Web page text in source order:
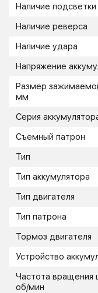
Наличие подсветки
Наличие реверса
Наличие удара
Напряжение
Размер
мм
Серия
Съемный патрон
Тип
Тип аккумулятора
Тип двигателя
Тип патрона
Тормоз двигателя
Устройство
Частота вращения
об/мин